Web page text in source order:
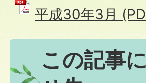
平成30年3月
この記事